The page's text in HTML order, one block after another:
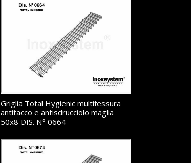
Griglia Total Hygienic multifessura
antitacco e antisdrucciolo maglia
50x8 DIS. N° 0664